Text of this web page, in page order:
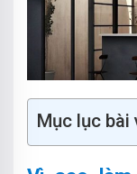
Mục lục bài